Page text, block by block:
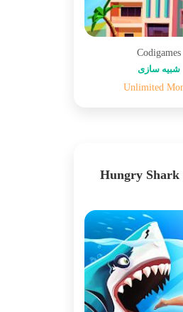
Codigames
شبیه سازی
Unlimited
Hungry